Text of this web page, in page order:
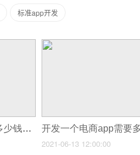
标准app开发
开发一个电商app需要多少钱_开发一个APP需要多少钱
2021-06-13 12:00:00